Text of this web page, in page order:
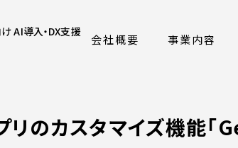
AI導入・DX支援
会社概要 事業内容
のカスタマイズ機能「